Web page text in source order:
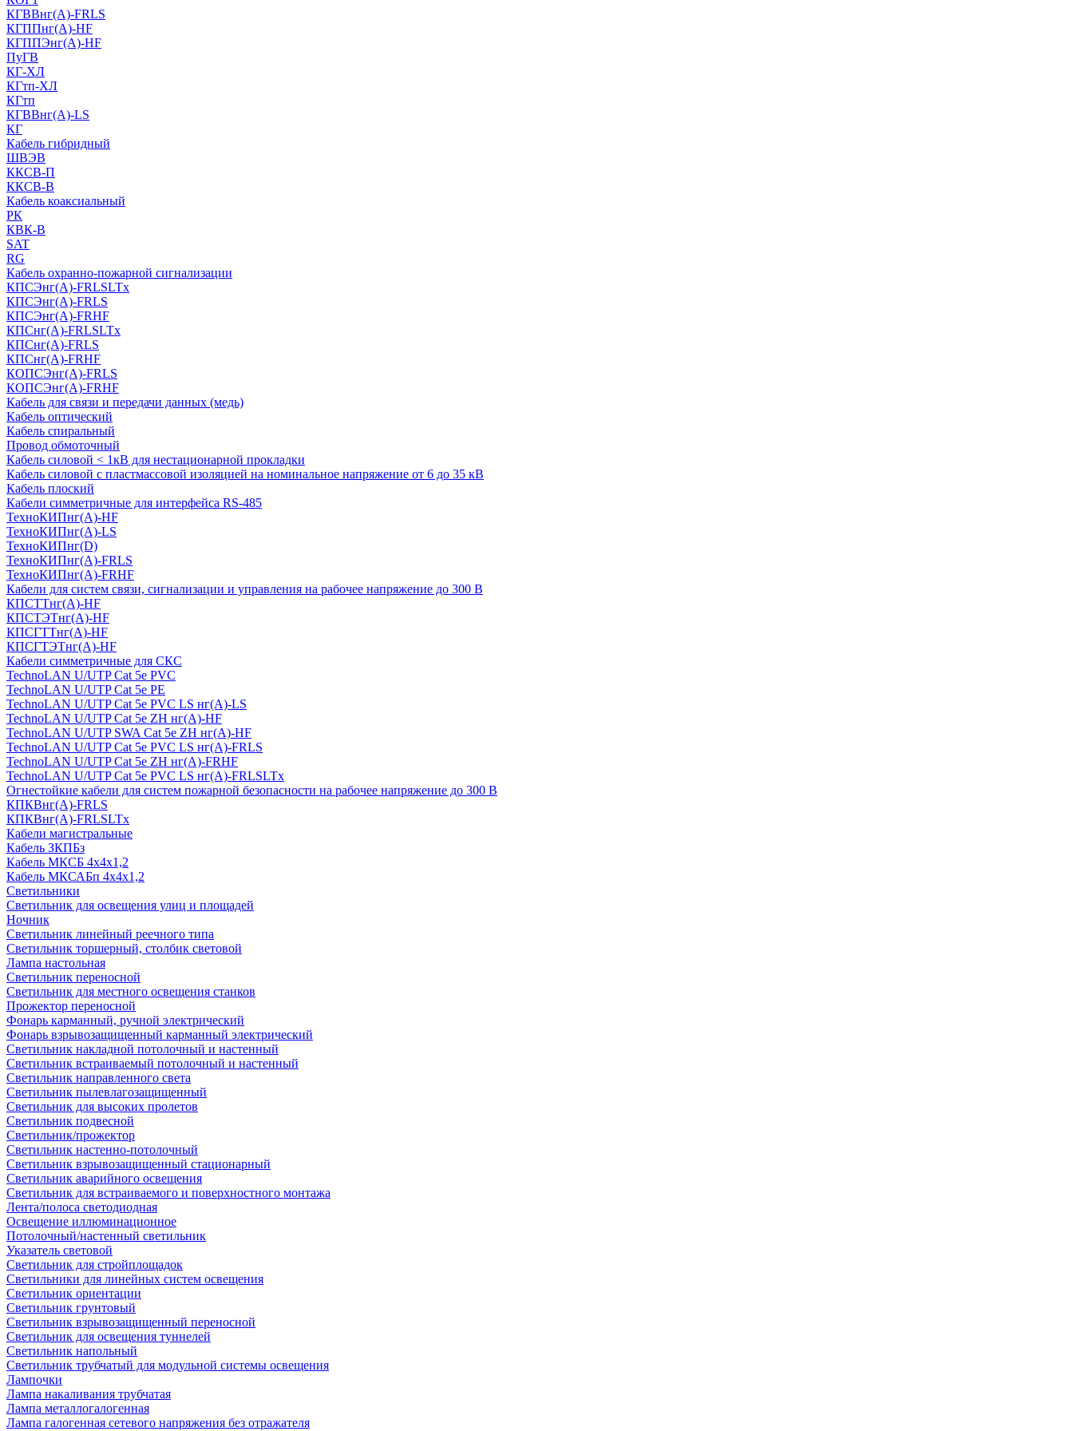
КГВВнг(А)-FRLS
КГППнг(A)-HF
КГППЭнг(A)-HF
ПуГВ
КГ-ХЛ
КГтп-ХЛ
КГтп
КГВВнг(А)-LS
КГ
Кабель гибридный
ШВЭВ
ККСВ-П
ККСВ-В
Кабель коаксиальный
РК
КВК-В
SAT
RG
Кабель охранно-пожарной сигнализации
КПСЭнг(А)-FRLSLTx
КПСЭнг(А)-FRLS
КПСЭнг(А)-FRHF
КПСнг(А)-FRLSLTx
КПСнг(А)-FRLS
КПСнг(А)-FRHF
КОПСЭнг(А)-FRLS
КОПСЭнг(А)-FRHF
Кабель для связи и передачи данных (медь)
Кабель оптический
Кабель спиральный
Провод обмоточный
Кабель силовой < 1кВ для нестационарной прокладки
Кабель силовой с пластмассовой изоляцией на номинальное напряжение от 6 до 35 кВ
Кабель плоский
Кабели симметричные для интерфейса RS-485
ТеxноКИПнг(A)-HF
ТеxноКИПнг(A)-LS
ТеxноКИПнг(D)
ТехноКИПнг(A)-FRLS
ТехноКИПнг(A)-FRHF
Кабели для систем связи, сигнализации и управления на рабочее напряжение до 300 В
КПСТТнг(A)-HF
КПСТЭТнг(A)-HF
КПСГТТнг(A)-HF
КПСГТЭТнг(A)-HF
Кабели симметричные для СКС
TechnoLAN U/UTP Cat 5e PVC
TechnoLAN U/UTP Cat 5e PE
TechnoLAN U/UTP Cat 5e PVC LS нг(A)-LS
TechnoLAN U/UTP Cat 5e ZH нг(A)-HF
TechnoLAN U/UTP SWA Cat 5e ZH нг(A)-HF
TechnoLAN U/UTP Cat 5e PVC LS нг(A)-FRLS
TechnoLAN U/UTP Cat 5e ZH нг(A)-FRHF
TechnoLAN U/UTP Cat 5e PVC LS нг(A)-FRLSLTx
Огнестойкие кабели для систем пожарной безопасности на рабочее напряжение до 300 В
КПКВнг(A)-FRLS
КПКВнг(A)-FRLSLTx
Кабели магистральные
Кабель ЗКПБз
Кабель МКСБ 4х4х1,2
Кабель МКСАБп 4х4х1,2
Светильники
Светильник для освещения улиц и площадей
Ночник
Светильник линейный реечного типа
Светильник торшерный, столбик световой
Лампа настольная
Светильник переносной
Светильник для местного освещения станков
Прожектор переносной
Фонарь карманный, ручной электрический
Фонарь взрывозащищенный карманный электрический
Светильник накладной потолочный и настенный
Светильник встраиваемый потолочный и настенный
Светильник направленного света
Светильник пылевлагозащищенный
Светильник для высоких пролетов
Светильник подвесной
Светильник/прожектор
Светильник настенно-потолочный
Светильник взрывозащищенный стационарный
Светильник аварийного освещения
Светильник для встраиваемого и поверхностного монтажа
Лента/полоса светодиодная
Освещение иллюминационное
Потолочный/настенный светильник
Указатель световой
Светильник для стройплощадок
Светильники для линейных систем освещения
Светильник ориентации
Светильник грунтовый
Светильник взрывозащищенный переносной
Светильник для освещения туннелей
Светильник напольный
Светильник трубчатый для модульной системы освещения
Лампочки
Лампа накаливания трубчатая
Лампа металлогалогенная
Лампа галогенная сетевого напряжения без отражателя